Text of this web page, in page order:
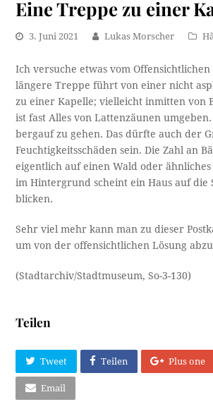
Eine Treppe zu einer
3. Juni 2021 Lukas Morscher
Ich versuche etwas vom
längere Treppe führt von einer nicht
zu einer Kapelle; vielleicht inmitten von
ist fast Alles von Lattenzäunen
bergauf zu gehen. Das dürfte auch der
Feuchtigkeitsschäden sein. Die Zahl an
eigentlich auf einen Wald oder
im Hintergrund scheint ein Haus auf die
blicken.
Sehr viel mehr kann man zu dieser
um von der offensichtlichen Lösung
(Stadtarchiv/Stadtmuseum, So-3-130)
Teilen
Tweet Teilen Plus one
Email